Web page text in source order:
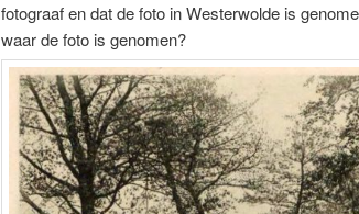
fotograaf en dat de foto in Westerwolde is
waar de foto is genomen?